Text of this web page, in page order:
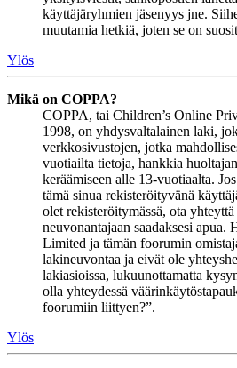
käyttäjäryhmien jäsenyys jne.
muutamia hetkiä, joten se on
Ylös
Mikä on COPPA?
COPPA, tai Children’s Online
1998, on yhdysvaltalainen laki,
verkkosivustojen, jotka
vuotiailta tietoja, hankkia
keräämiseen alle 13-vuotiaalta.
tämä sinua rekisteröityvänä
olet rekisteröitymässä, ota
neuvonantajaan saadaksesi apua.
Limited ja tämän foorumin
lakineuvontaa ja eivät ole
lakiasioissa, lukuunottamatta
olla yhteydessä
foorumiin liittyen?”.
Ylös